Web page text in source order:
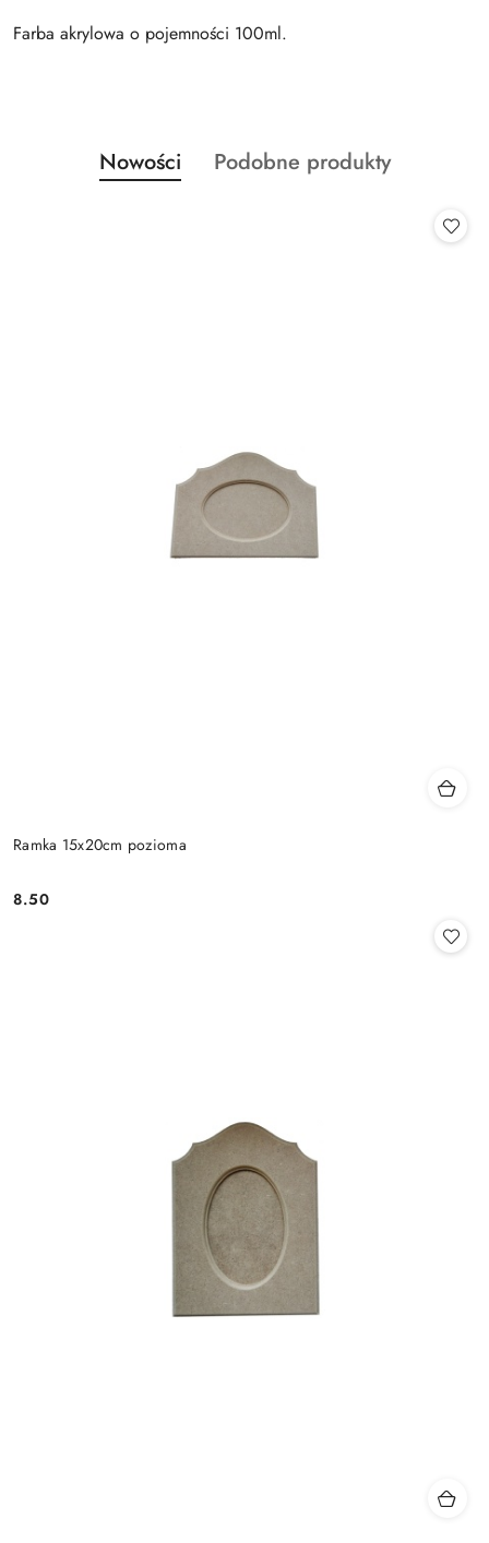
Farba akrylowa o pojemności 100ml.
Pomiń karuzelę produktów
Produkty
o
Nowości
Produkty
Podobne produkty
Ramka 15x20cm pozioma
Cena:
8.50